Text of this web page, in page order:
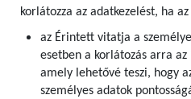
korlátozza az adatkezelést, ha
az Érintett vitatja a
esetben a korlátozás arra
amely lehetővé teszi, hogy
személyes adatok